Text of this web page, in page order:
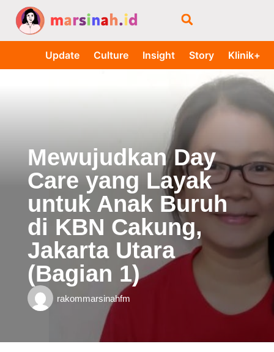
Update Culture Insight Story Klinik+
Mewujudkan Day
Care yang Layak
untuk Anak Buruh
di KBN Cakung,
Jakarta Utara
(Bagian 1)
rakommarsinahfm